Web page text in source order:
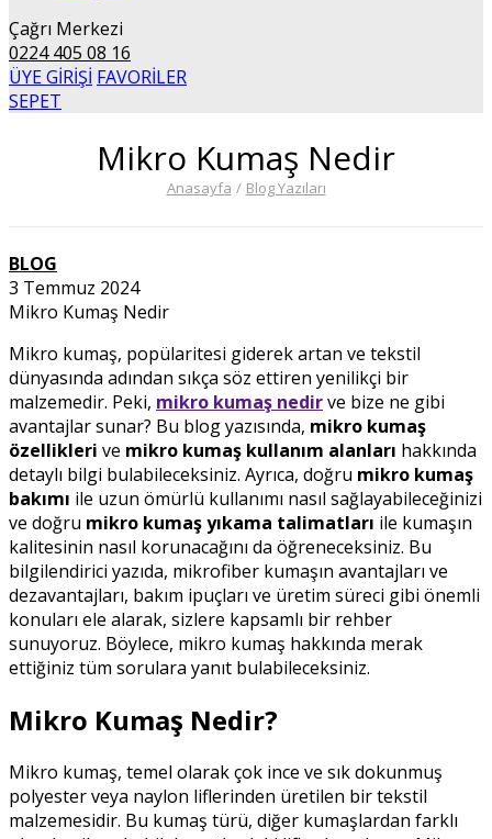
Çağrı Merkezi
0224 405 08 16
ÜYE GİRİŞİ FAVORİLER
SEPET
Mikro Kumaş Nedir
Anasayfa / Blog Yazıları
BLOG
3 Temmuz 2024
Mikro Kumaş Nedir
Mikro kumaş, popülaritesi giderek artan ve tekstil
dünyasında adından sıkça söz ettiren yenilikçi bir
malzemedir. Peki, mikro kumaş nedirve bize ne gibi
avantajlar sunar? Bu blog yazısında, mikro kumaş
özellikleri ve mikro kumaş kullanım alanları hakkında
detaylı bilgi bulabileceksiniz. Ayrıca, doğru mikro kumaş
bakımı ile uzun ömürlü kullanımı nasıl sağlayabileceğinizi
ve doğru mikro kumaş yıkama talimatları ile kumaşın
kalitesinin nasıl korunacağını da öğreneceksiniz. Bu
bilgilendirici yazıda, mikrofiber kumaşın avantajları ve
dezavantajları, bakım ipuçları ve üretim süreci gibi önemli
konuları ele alarak, sizlere kapsamlı bir rehber
sunuyoruz. Böylece, mikro kumaş hakkında merak
ettiğiniz tüm sorulara yanıt bulabileceksiniz.
Mikro Kumaş Nedir?
Mikro kumaş, temel olarak çok ince ve sık dokunmuş
polyester veya naylon liflerinden üretilen bir tekstil
malzemesidir. Bu kumaş türü, diğer kumaşlardan farklı